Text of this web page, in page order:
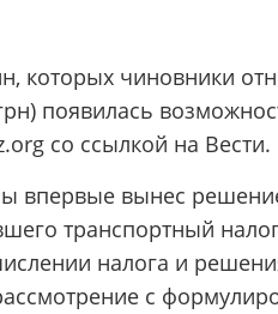
которых чиновники
появилась
со ссылкой на Вести.
впервые вынес
транспортный
налога и
с